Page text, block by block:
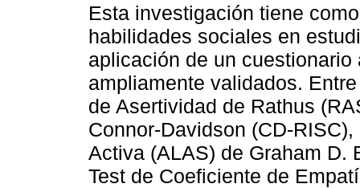
Esta investigación tiene
habilidades sociales en
aplicación de un
ampliamente validados.
de Asertividad de Rathus
Connor-Davidson (CD-
Activa (ALAS) de Graham D.
Test de Coeficiente de